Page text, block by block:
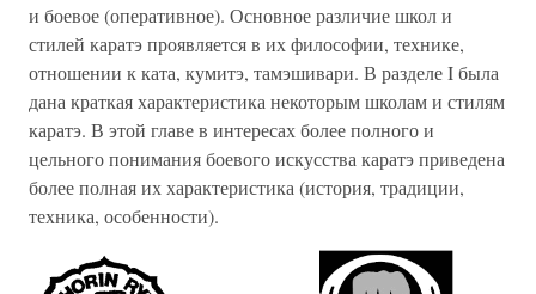
и боевое (оперативное). Основное различие школ и
стилей каратэ проявляется в их философии, технике,
отношении к ката, кумитэ, тамэшивари. В разделе I была
дана краткая характеристика некоторым школам и стилям
каратэ. В этой главе в интересах более полного и
цельного понимания боевого искусства каратэ приведена
более полная их характеристика (история, традиции,
техника, особенности).